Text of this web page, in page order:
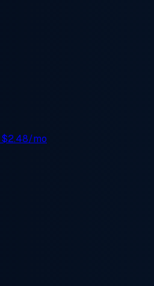
$2.48/mo